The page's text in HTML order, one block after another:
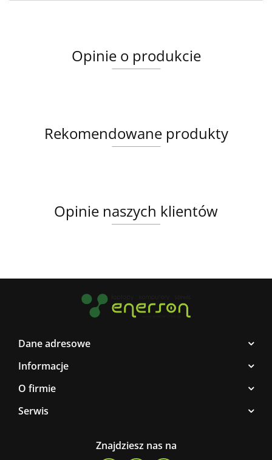
Opinie o produkcie
Rekomendowane produkty
Opinie naszych klientów
Dane adresowe
Informacje
O firmie
Serwis
Znajdziesz nas na